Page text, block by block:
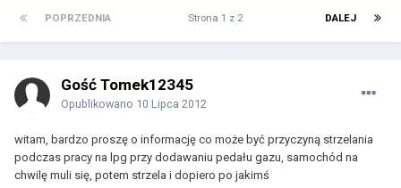
POPRZEDNIA DALEJ
Strona 1 z 2
Gość Tomek12345
Opublikowano 10 Lipca 2012
witam, bardzo proszę o informację co może być przyczyną strzelania
podczas pracy na lpg przy dodawaniu pedału gazu, samochód na
chwilę muli się, potem strzela i dopiero po jakimś